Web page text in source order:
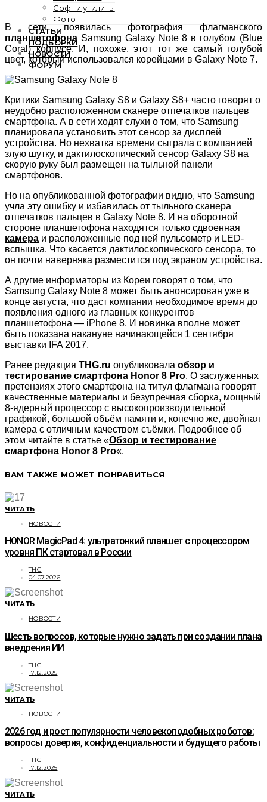
Софт и утилиты
Фото
СТАТЬИ
ПОДБОРКИ
НОВОСТИ
ФОРУМ
В сети появилась фотография флагманского
планшетофона Samsung Galaxy Note 8 в голубом (Blue
Coral) корпусе. И, похоже, этот тот же самый голубой
цвет, который использовался корейцами в Galaxy Note 7.
Критики Samsung Galaxy S8 и Galaxy S8+ часто говорят о
неудобно расположенном сканере отпечатков пальцев
смартфона. А в сети ходят слухи о том, что Samsung
планировала установить этот сенсор за дисплей
устройства. Но нехватка времени сыграла с компанией
злую шутку, и дактилоскопический сенсор Galaxy S8 на
скорую руку был размещен на тыльной панели
смартфонов.
Но на опубликованной фотографии видно, что Samsung
учла эту ошибку и избавилась от тыльного сканера
отпечатков пальцев в Galaxy Note 8. И на оборотной
стороне планшетофона находятся только сдвоенная
камера и расположенные под ней пульсометр и LED-
вспышка. Что касается дактилоскопического сенсора, то
он почти наверняка разместится под экраном устройства.
А другие информаторы из Кореи говорят о том, что
Samsung Galaxy Note 8 может быть анонсирован уже в
конце августа, что даст компании необходимое время до
появления одного из главных конкурентов
планшетофона — iPhone 8. И новинка вполне может
быть показана накануне начинающейся 1 сентября
выставки IFA 2017.
Ранее редакция THG.ru опубликовала обзор и
тестирование смартфона Honor 8 Pro. О заслуженных
претензиях этого смартфона на титул флагмана говорят
качественные материалы и безупречная сборка, мощный
8-ядерный процессор с высокопроизводительной
графикой, большой объём памяти и, конечно же, двойная
камера с отличным качеством съёмки. Подробнее об
этом читайте в статье «Обзор и тестирование
смартфона Honor 8 Pro«.
ВАМ ТАКЖЕ МОЖЕТ ПОНРАВИТЬСЯ
ЧИТАТЬ
НОВОСТИ
HONOR MagicPad 4: ультратонкий планшет с процессором
уровня ПК стартовал в России
THG
04.07.2026
ЧИТАТЬ
НОВОСТИ
Шесть вопросов, которые нужно задать при создании плана
внедрения ИИ
THG
17.12.2025
ЧИТАТЬ
НОВОСТИ
2026 год и рост популярности человекоподобных роботов:
вопросы доверия, конфиденциальности и будущего работы
THG
17.12.2025
ЧИТАТЬ